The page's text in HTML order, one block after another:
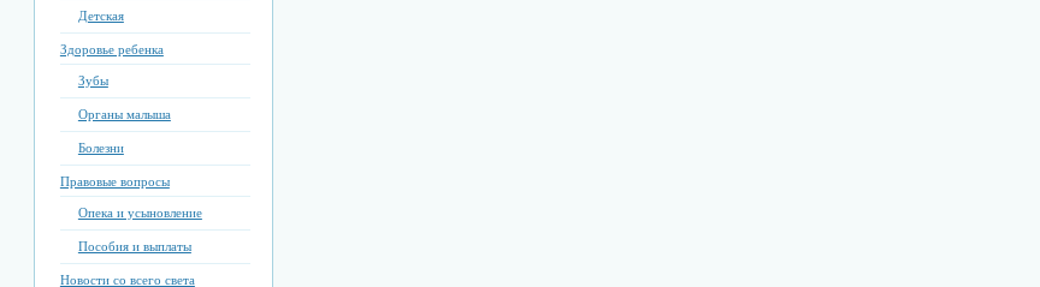
Детская
Здоровье ребенка
Зубы
Органы малыша
Болезни
Правовые вопросы
Опека и усыновление
Пособия и выплаты
Новости со всего света